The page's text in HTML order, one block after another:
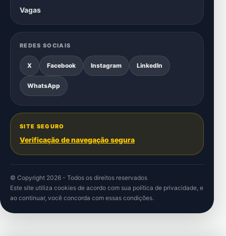
Vagas
REDES SOCIAIS
X Facebook Instagram LinkedIn
WhatsApp
SITE SEGURO
Verificação de navegação segura
© Copyright 2026 - Todos os direitos reservados
Este site utiliza cookies de acordo com sua política de privacidade, e
ao continuar, você concorda com essas condições.